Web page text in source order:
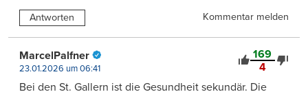
Antworten Kommentar melden
169
4
MarcelPalfner
23.01.2026 um 06:41
Bei den St. Gallern ist die Gesundheit sekundär. Die